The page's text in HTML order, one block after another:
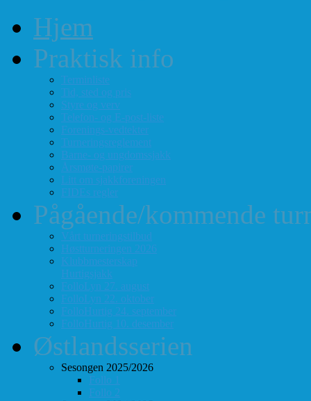
Hjem
Praktisk info
Terminliste
Tid, sted og pris
Styre og verv
Telefon- og E-post-liste
Forenings-vedtekter
Turneringsreglement
Barne- og ungdomssjakk
Årsmøte-papirer
Litt om sjakkforeningen
FIDEs regler
Pågående/kommende
Vårt turneringstilbud
Høstturneringen 2026
Klubbmesterskap
Hurtigsjakk
FolloLyn 27. august
FolloLyn 22. oktober
FolloHurtig 24. september
FolloHurtig 10. desember
Østlandsserien
Sesongen 2025/2026
Follo 1
Follo 2